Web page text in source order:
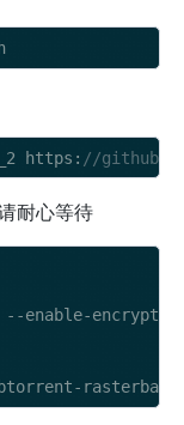
https: //
耐心等待
- -enable-
-